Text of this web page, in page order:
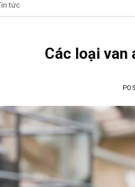
tức
Các loại van